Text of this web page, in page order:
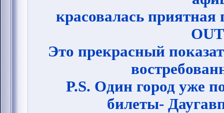
красовалась приятная
Это прекрасный
P.S. Один город уже
билеты-